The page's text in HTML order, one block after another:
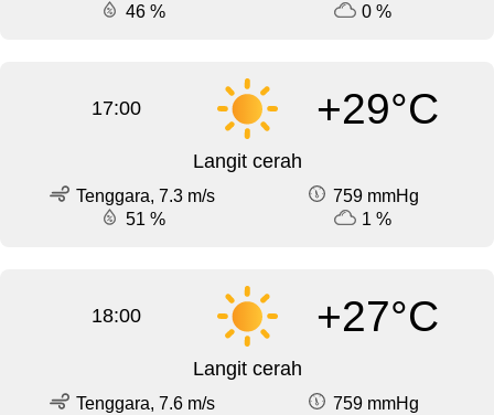
46 %
0 %
17:00 +29°C
Langit cerah
Tenggara, 7.3 m/s
759 mmHg
51 %
1 %
18:00 +27°C
Langit cerah
Tenggara, 7.6 m/s
759 mmHg